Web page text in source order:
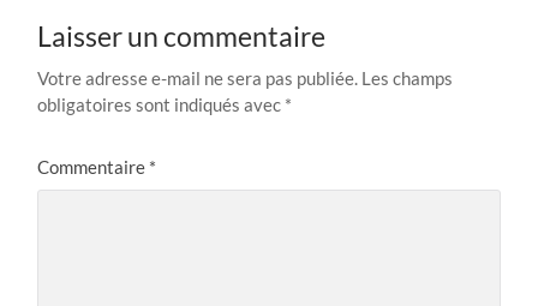
Laisser un commentaire
Votre adresse e-mail ne sera pas publiée. Les champs
obligatoires sont indiqués avec *
Commentaire *